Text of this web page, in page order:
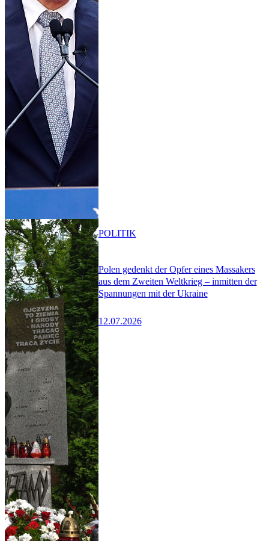
Polen gedenkt der Opfer eines Massakers
aus dem Zweiten Weltkrieg – inmitten der
Spannungen mit der Ukraine
12.07.2026
POLITIK